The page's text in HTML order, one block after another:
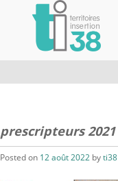
prescripteurs 2021
Posted on 12 août 2022 byti38